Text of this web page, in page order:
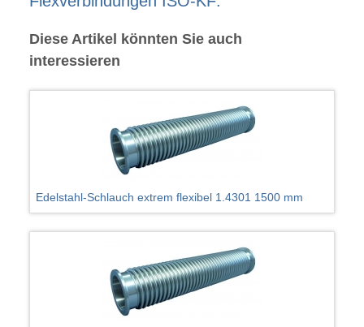
Diese Artikel könnten Sie auch
interessieren
Edelstahl-Schlauch extrem flexibel 1.4301 1500 mm